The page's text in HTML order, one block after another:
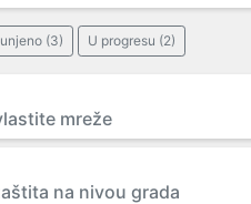
(3) U progresu (2)
mreže
na nivou grada